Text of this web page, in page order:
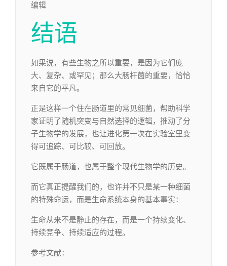
编辑​
结语
如果说，有些生物之所以重要，是因为它们庞
大、复杂、或罕见；那么大肠杆菌的重要，恰恰
来自它的平凡。
正是这样一个住在肠道里的常见细菌，帮助科学
家证明了随机突变与自然选择的逻辑，推动了分
子生物学的发展，也让进化第一次在实验室里变
得可追踪、可比较、可回放。
它既属于肠道，也属于整个现代生物学的历史。
而它真正提醒我们的，也许并不只是某一种细菌
的特殊命运，而是生命系统本身的基本事实：
生命从来不是静止的存在，而是一个持续变化、
持续竞争、持续适应的过程。
参考文献：